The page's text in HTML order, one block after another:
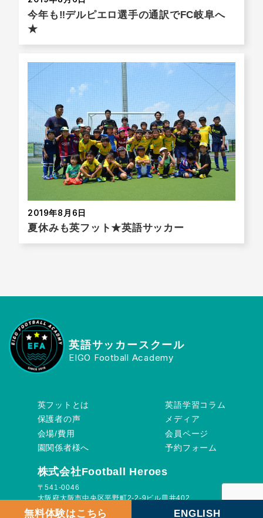
無料体験はこちら ENGLISH
今年も‼︎デルピエロ選手の通訳でFC岐阜へ
★
2019年8月6日
夏休みも英フット★英語サッカー
英語サッカースクール
EIGO Football Academy
英フットとは
保護者の声
会場/費用
園関係者様へ
英語学習コラム
メディア
会員ページ
予約フォーム
株式会社Football Heroes
〒541-0046
大阪府大阪市中央区平野町2-2-9ビル皿井402